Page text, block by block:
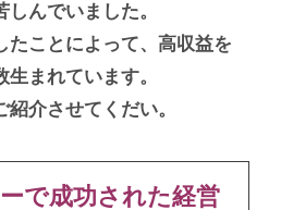
んでいました。
たことによって、高収益を
まれています。
介させてくだい。
で成功された経営